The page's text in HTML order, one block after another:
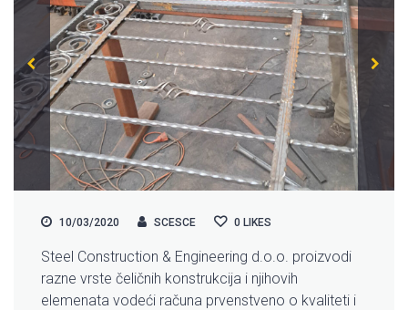
10/03/2020 SCESCE 0 LIKES
Steel Construction & Engineering d.o.o. proizvodi
razne vrste čeličnih konstrukcija i njihovih
elemenata vodeći računa prvenstveno o kvaliteti i